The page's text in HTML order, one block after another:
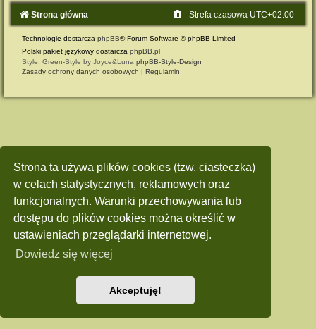
Strona ta używa plików cookies (tzw. ciasteczka)
w celach statystycznych, reklamowych oraz
funkcjonalnych. Warunki przechowywania lub
dostępu do plików cookies można określić w
ustawieniach przeglądarki internetowej.
Dowiedz się więcej
Akceptuję!
Strona główna Strefa czasowa UTC+02:00
Technologię dostarcza phpBB® Forum Software © phpBB Limited
Polski pakiet językowy dostarcza phpBB.pl
Style: Green-Style by Joyce&Luna phpBB-Style-Design
Zasady ochrony danych osobowych | Regulamin